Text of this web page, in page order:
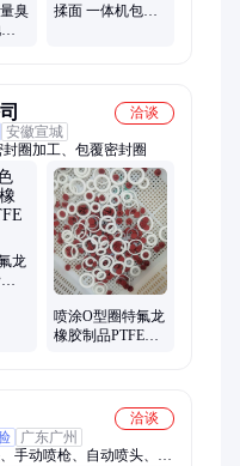
臭
揉面 一体机包子
洽谈
安徽宣城
圈加工、包覆密封圈
龙
喷涂O型圈特氟龙
橡胶制品PTFE涂
洽谈
广东广州
手动喷枪、自动喷头、环